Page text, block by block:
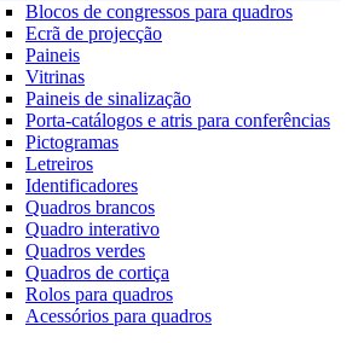
Blocos de congressos para quadros
Ecrã de projecção
Paineis
Vitrinas
Paineis de sinalização
Porta-catálogos e atris para conferências
Pictogramas
Letreiros
Identificadores
Quadros brancos
Quadro interativo
Quadros verdes
Quadros de cortiça
Rolos para quadros
Acessórios para quadros